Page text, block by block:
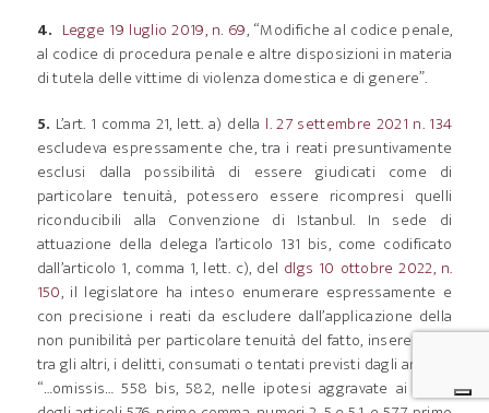
4. Legge 19 luglio 2019, n. 69, “Modifiche al codice penale,
al codice di procedura penale e altre disposizioni in materia
di tutela delle vittime di violenza domestica e di genere”.
5. L’art. 1 comma 21, lett. a) della l. 27 settembre 2021 n. 134
escludeva espressamente che, tra i reati presuntivamente
esclusi dalla possibilità di essere giudicati come di
particolare tenuità, potessero essere ricompresi quelli
riconducibili alla Convenzione di Istanbul. In sede di
attuazione della delega l’articolo 131 bis, come codificato
dall’articolo 1, comma 1, lett. c), del dlgs 10 ottobre 2022, n.
150, il legislatore ha inteso enumerare espressamente e
con precisione i reati da escludere dall’applicazione della
non punibilità per particolare tenuità del fatto, inserendovi,
tra gli altri, i delitti, consumati o tentati previsti dagli articoli:
“…omissis… 558 bis, 582, nelle ipotesi aggravate ai sensi